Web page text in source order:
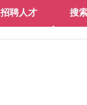
招聘人才 搜